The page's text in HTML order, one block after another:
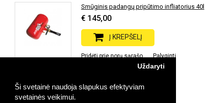
Ši svetainė naudoja slapukus efektyviam
svetainės veikimui.
Uždaryti
Smūginis padangų pripūtimo infliatorius 40l
€ 145,00
Į KREPŠELĮ
Pridėti prie norų sąrašo Palyginti
Prekių: 4 | Rodoma: 1-4 | Puslapių: 1